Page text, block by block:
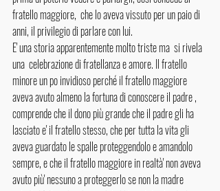
fratello maggiore,  che lo aveva vissuto per un paio di
anni, il privilegio di parlare con lui.
E' una storia apparentemente molto triste ma  si rivela
una  celebrazione di fratellanza e amore. Il fratello
minore un po invidioso perché il fratello maggiore
aveva avuto almeno la fortuna di conoscere il padre ,
comprende che il dono più grande che il padre gli ha
lasciato e' il fratello stesso, che per tutta la vita gli
aveva guardato le spalle proteggendolo e amandolo
sempre, e che il fratello maggiore in realtà' non aveva
avuto più' nessuno a proteggerlo se non la madre